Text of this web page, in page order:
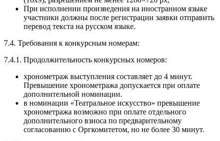
При исполнении произведения на иностранном языке
участники должны после регистрации заявки отправить
перевод текста на русском языке.
7.4. Требования к конкурсным номерам:
7.4.1. Продолжительность конкурсных номеров:
хронометраж выступления составляет до 4 минут.
Превышение хронометража допускается при оплате
дополнительной номинации.
в номинации «Театральное искусство» превышение
хронометража возможно при оплате отдельного
дополнительного взноса по предварительному
согласованию с Оргкомитетом, но не более 30 минут.